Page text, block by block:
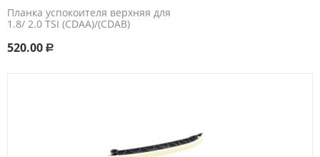
Планка успокоителя верхняя для
1.8/ 2.0 TSI (CDAA)/(CDAB)
520.00 Р